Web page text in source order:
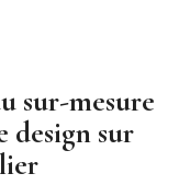
sur-mesure
design sur